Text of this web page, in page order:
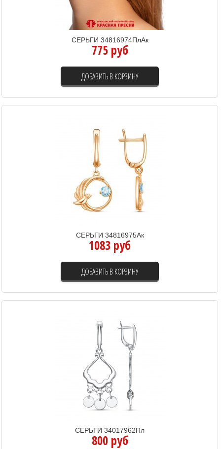
СЕРЬГИ 34816974ПлАк
775 руб
ДОБАВИТЬ В КОРЗИНУ
СЕРЬГИ 34816975Ак
1083 руб
ДОБАВИТЬ В КОРЗИНУ
СЕРЬГИ 34017962Пл
800 руб